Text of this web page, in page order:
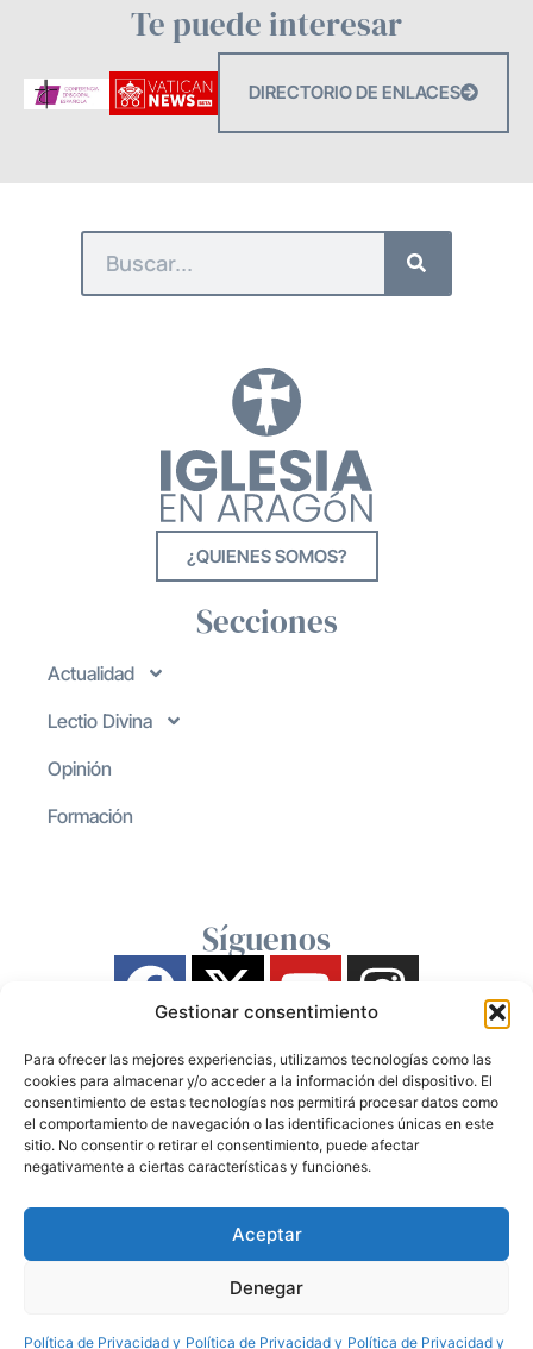
Gestionar consentimiento
Para ofrecer las mejores experiencias, utilizamos tecnologías como las
cookies para almacenar y/o acceder a la información del dispositivo. El
consentimiento de estas tecnologías nos permitirá procesar datos como
el comportamiento de navegación o las identificaciones únicas en este
sitio. No consentir o retirar el consentimiento, puede afectar
negativamente a ciertas características y funciones.
Aceptar
Denegar
Política de Privacidad y Política de Privacidad y Política de Privacidad y
Te puede interesar
DIRECTORIO DE ENLACES
¿QUIENES SOMOS?
Secciones
Actualidad
Lectio Divina
Opinión
Formación
Síguenos